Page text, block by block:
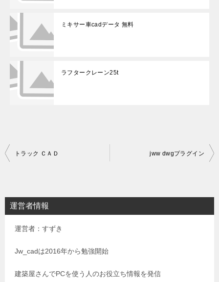
ミキサー車cadデータ 無料
ラフタークレーン25t
投
ビ
ゲ
トラック ＣＡＤ jww dwgプラグイン
運営者情報
運営者：すずき
Jw_cadは2016年から勉強開始
建築屋さんでPCを使う人のお役立ち情報を発信